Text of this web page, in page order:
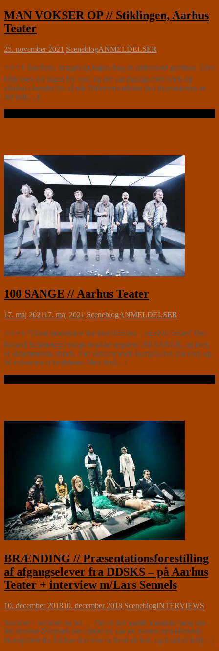
MAN VOKSER OP // Stiklingen, Aarhus
Teater
25. november 2021 SceneblogANMELDELSER
⭐⭐⭐⭐ Satchmo, smøger og bajere bag de rødternede gardiner. Tove
Ditlevsen var ingen bly viol, og der var rigeligt med tobak og
alkohol i hendes liv, så når Ditlevsens tekster skal dramatiseres, er
det helt[…]
100 SANGE // Aarhus Teater
17. maj 202117. maj 2021 SceneblogANMELDELSER
⭐⭐⭐⭐ ”Disse mennesker har intet tilfælles – og alt til fælles” Om
Roland Schimmelpfennigs smukke requiem 100 SANGE, og livet,
er skræmmende enkelt, eller skræmmende kompliceret, må være op
til beskueren at bedømme. Men den[…]
BRÆNDING // Præsentationsforestilling
af afgangselever fra DDSKS – på Aarhus
Teater + interview m/Lars Sennels
10. december 201810. december 2018 SceneblogINTERVIEWS
Sommer – sommer og sol…. Det er den gamle klassiske sang om
det smukke Danmark der møder os, når de næsten nyuddannede
skuespillere fra Aarhus skal vise os hvad de kan, og hvad vi kan[…]